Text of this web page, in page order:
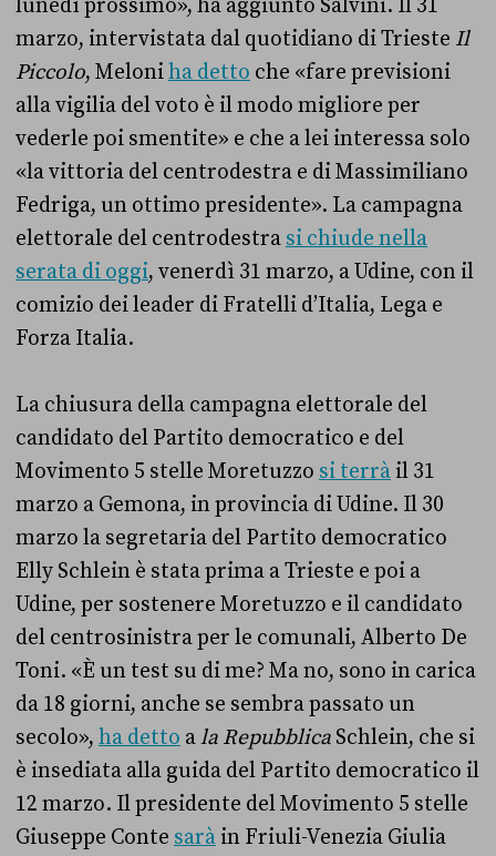
lunedì prossimo», ha aggiunto Salvini. Il 31
marzo, intervistata dal quotidiano di Trieste Il
Piccolo, Meloniha detto che «fare previsioni
alla vigilia del voto è il modo migliore per
vederle poi smentite» e che a lei interessa solo
«la vittoria del centrodestra e di Massimiliano
Fedriga, un ottimo presidente». La campagna
elettorale del centrodestra si chiude nella
serata di oggi, venerdì 31 marzo, a Udine, con il
comizio dei leader di Fratelli d’Italia, Lega e
Forza Italia.
La chiusura della campagna elettorale del
candidato del Partito democratico e del
Movimento 5 stelle Moretuzzo si terrà il 31
marzo a Gemona, in provincia di Udine. Il 30
marzo la segretaria del Partito democratico
Elly Schlein è stata prima a Trieste e poi a
Udine, per sostenere Moretuzzo e il candidato
del centrosinistra per le comunali, Alberto De
Toni. «È un test su di me? Ma no, sono in carica
da 18 giorni, anche se sembra passato un
secolo», ha detto ala Repubblica Schlein, che si
è insediata alla guida del Partito democratico il
12 marzo. Il presidente del Movimento 5 stelle
Giuseppe Conte sarà in Friuli-Venezia Giulia